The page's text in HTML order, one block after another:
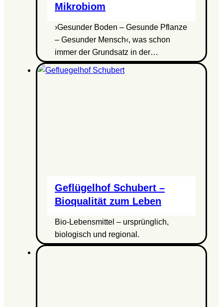
Mikrobiom
›Gesunder Boden – Gesunde Pflanze
– Gesunder Mensch‹, was schon
immer der Grundsatz in der…
Geflügelhof Schubert –
Bioqualität zum Leben
Bio-Lebensmittel – ursprünglich,
biologisch und regional.